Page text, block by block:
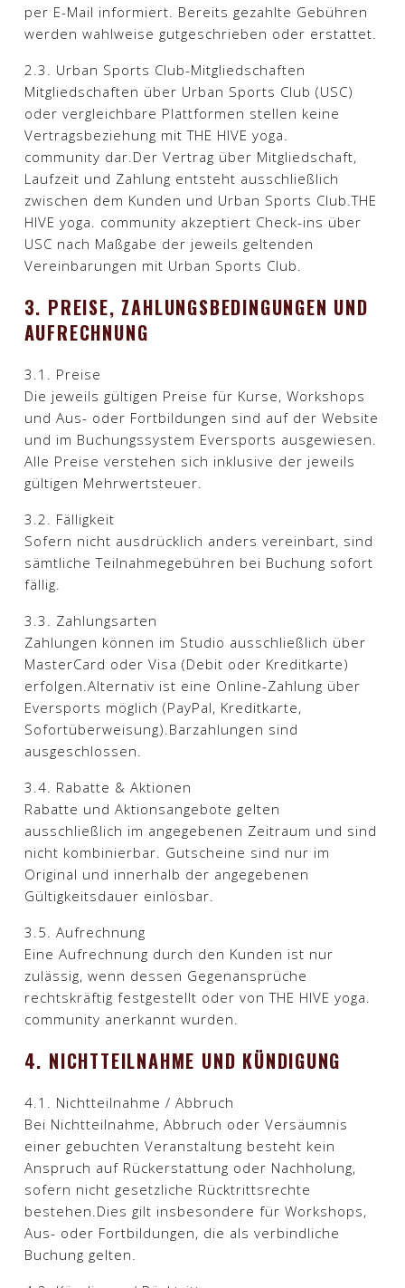
per E-Mail informiert. Bereits gezahlte Gebühren
werden wahlweise gutgeschrieben oder erstattet.​
2.3. Urban Sports Club-Mitgliedschaften
Mitgliedschaften über Urban Sports Club (USC)
oder vergleichbare Plattformen stellen keine
Vertragsbeziehung mit THE HIVE yoga.
community dar.Der Vertrag über Mitgliedschaft,
Laufzeit und Zahlung entsteht ausschließlich
zwischen dem Kunden und Urban Sports Club.THE
HIVE yoga. community akzeptiert Check-ins über
USC nach Maßgabe der jeweils geltenden
Vereinbarungen mit Urban Sports Club.​
3. PREISE, ZAHLUNGSBEDINGUNGEN UND
AUFRECHNUNG
3.1. Preise
Die jeweils gültigen Preise für Kurse, Workshops
und Aus- oder Fortbildungen sind auf der Website
und im Buchungssystem Eversports ausgewiesen.
Alle Preise verstehen sich inklusive der jeweils
gültigen Mehrwertsteuer.​
3.2. Fälligkeit
Sofern nicht ausdrücklich anders vereinbart, sind
sämtliche Teilnahmegebühren bei Buchung sofort
fällig.​
3.3. Zahlungsarten
Zahlungen können im Studio ausschließlich über
MasterCard oder Visa (Debit oder Kreditkarte)
erfolgen.Alternativ ist eine Online-Zahlung über
Eversports möglich (PayPal, Kreditkarte,
Sofortüberweisung).Barzahlungen sind
ausgeschlossen.​
3.4. Rabatte & Aktionen
Rabatte und Aktionsangebote gelten
ausschließlich im angegebenen Zeitraum und sind
nicht kombinierbar. Gutscheine sind nur im
Original und innerhalb der angegebenen
Gültigkeitsdauer einlösbar.​
3.5. Aufrechnung
Eine Aufrechnung durch den Kunden ist nur
zulässig, wenn dessen Gegenansprüche
rechtskräftig festgestellt oder von THE HIVE yoga.
community anerkannt wurden.​
4. NICHTTEILNAHME UND KÜNDIGUNG
4.1. Nichtteilnahme / Abbruch
Bei Nichtteilnahme, Abbruch oder Versäumnis
einer gebuchten Veranstaltung besteht kein
Anspruch auf Rückerstattung oder Nachholung,
sofern nicht gesetzliche Rücktrittsrechte
bestehen.Dies gilt insbesondere für Workshops,
Aus- oder Fortbildungen, die als verbindliche
Buchung gelten.​